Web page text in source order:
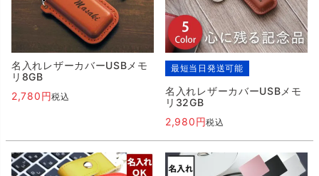
名入れレザーカバーUSBメモ
リ8GB
2,780
税込
最短当日発送可能
名入れレザーカバーUSBメモ
リ32GB
2,980
税込